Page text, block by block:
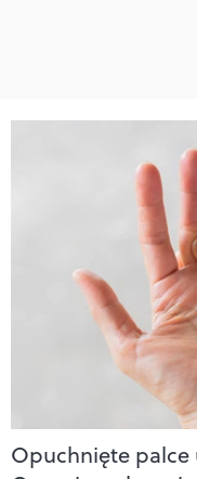
Opuchnięte palce